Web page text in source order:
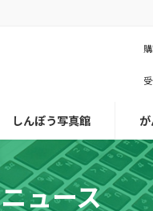
しんぽう写真館
ニュース